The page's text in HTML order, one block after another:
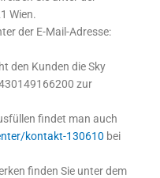
Wien.
der E-Mail-Adresse:
den Kunden die Sky
zur
findet man auch
kontakt-130610 bei
finden Sie unter dem